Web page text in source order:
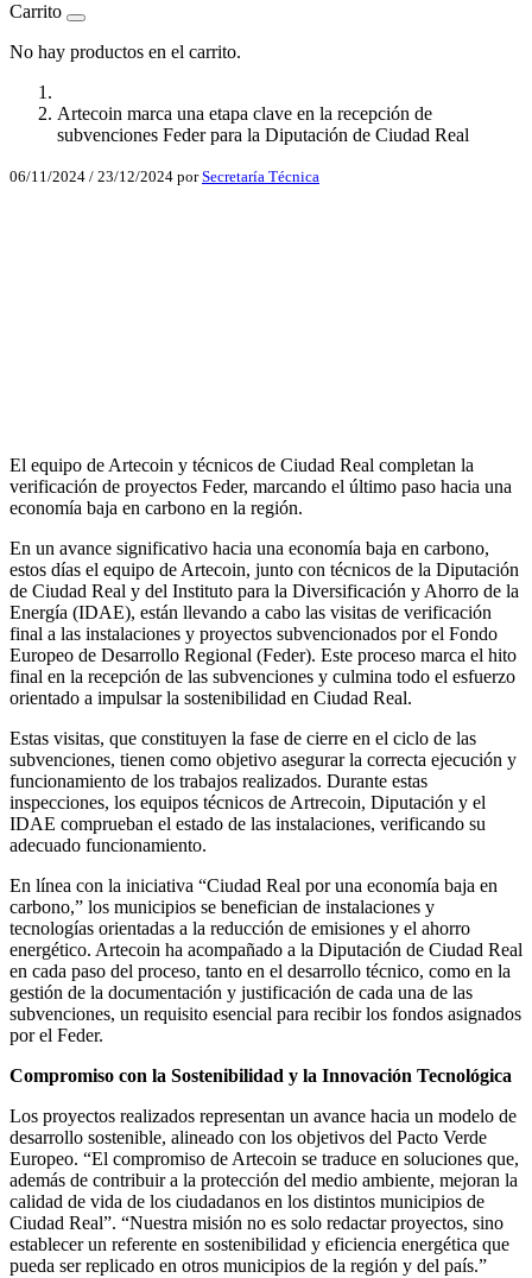
Carrito
No hay productos en el carrito.
Artecoin marca una etapa clave en la recepción de
subvenciones Feder para la Diputación de Ciudad Real
06/11/2024 / 23/12/2024 porSecretaría Técnica
El equipo de Artecoin y técnicos de Ciudad Real completan la
verificación de proyectos Feder, marcando el último paso hacia una
economía baja en carbono en la región.
En un avance significativo hacia una economía baja en carbono,
estos días el equipo de Artecoin, junto con técnicos de la Diputación
de Ciudad Real y del Instituto para la Diversificación y Ahorro de la
Energía (IDAE), están llevando a cabo las visitas de verificación
final a las instalaciones y proyectos subvencionados por el Fondo
Europeo de Desarrollo Regional (Feder). Este proceso marca el hito
final en la recepción de las subvenciones y culmina todo el esfuerzo
orientado a impulsar la sostenibilidad en Ciudad Real.
Estas visitas, que constituyen la fase de cierre en el ciclo de las
subvenciones, tienen como objetivo asegurar la correcta ejecución y
funcionamiento de los trabajos realizados. Durante estas
inspecciones, los equipos técnicos de Artrecoin, Diputación y el
IDAE comprueban el estado de las instalaciones, verificando su
adecuado funcionamiento.
En línea con la iniciativa “Ciudad Real por una economía baja en
carbono,” los municipios se benefician de instalaciones y
tecnologías orientadas a la reducción de emisiones y el ahorro
energético. Artecoin ha acompañado a la Diputación de Ciudad Real
en cada paso del proceso, tanto en el desarrollo técnico, como en la
gestión de la documentación y justificación de cada una de las
subvenciones, un requisito esencial para recibir los fondos asignados
por el Feder.
Compromiso con la Sostenibilidad y la Innovación Tecnológica
Los proyectos realizados representan un avance hacia un modelo de
desarrollo sostenible, alineado con los objetivos del Pacto Verde
Europeo. “El compromiso de Artecoin se traduce en soluciones que,
además de contribuir a la protección del medio ambiente, mejoran la
calidad de vida de los ciudadanos en los distintos municipios de
Ciudad Real”. “Nuestra misión no es solo redactar proyectos, sino
establecer un referente en sostenibilidad y eficiencia energética que
pueda ser replicado en otros municipios de la región y del país.”